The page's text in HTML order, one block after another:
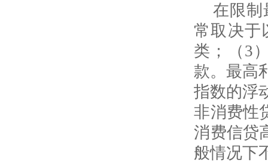
在限制
常取决于
类；（ 3
款。最高
指数的浮
非消费性
消费信贷
般情况下